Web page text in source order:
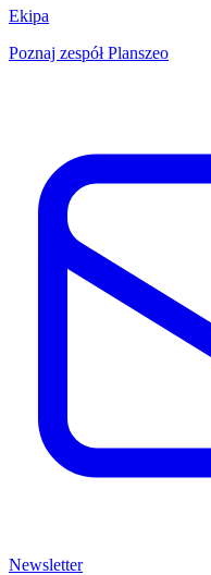
Ekipa
Poznaj zespół Planszeo
Newsletter